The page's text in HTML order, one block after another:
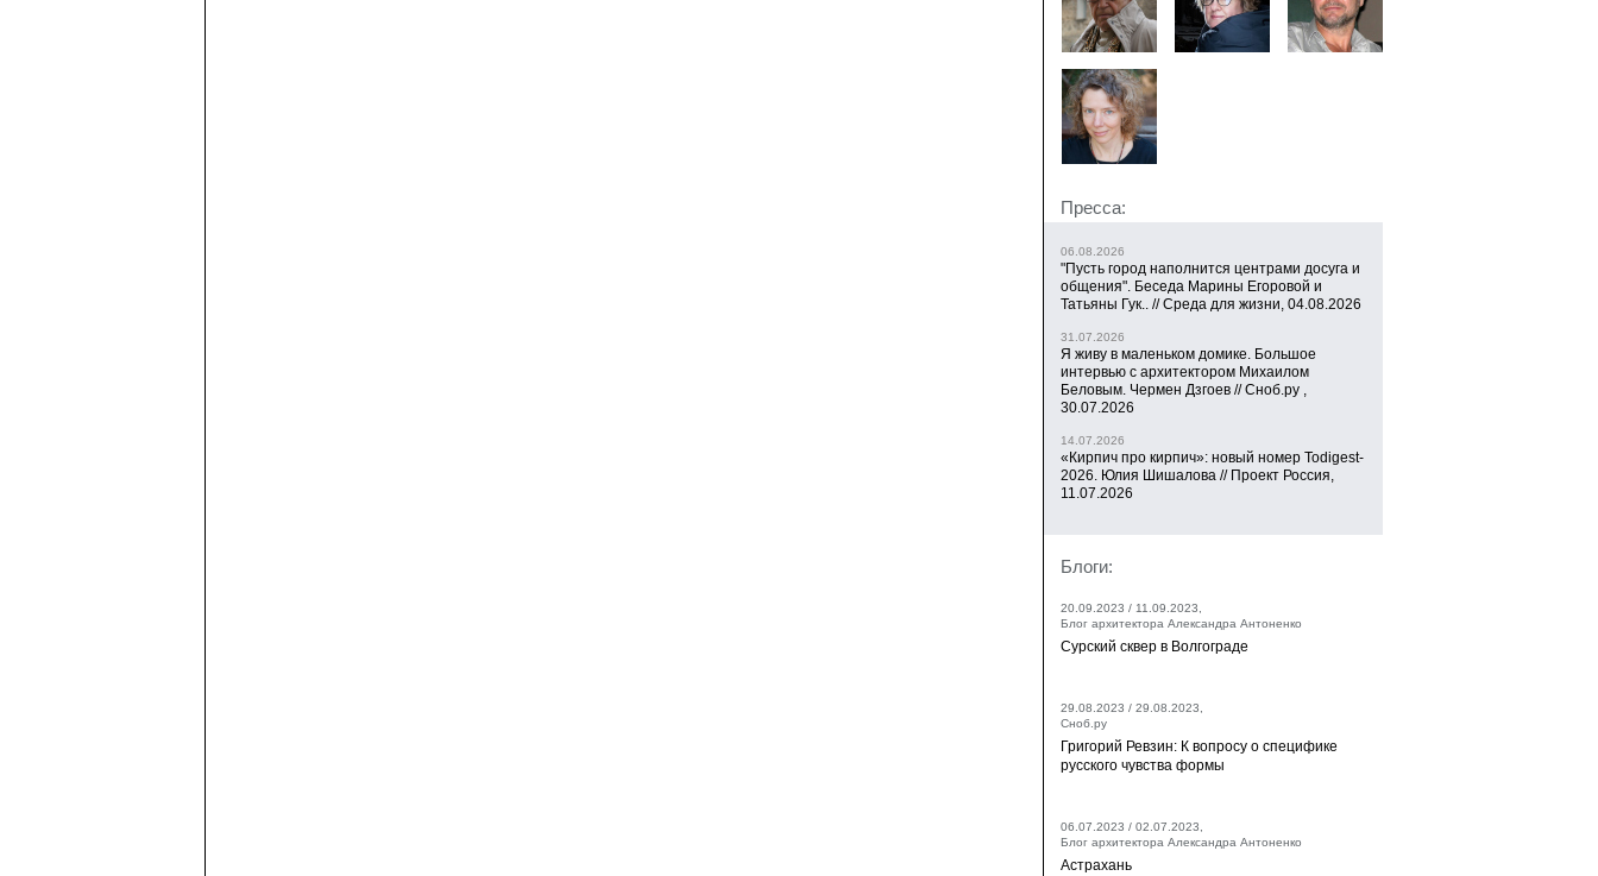
Пресса:
06.08.2026
"Пусть город наполнится центрами досуга и
общения". Беседа Марины Егоровой и
Татьяны Гук.. // Среда для жизни, 04.08.2026
31.07.2026
Я живу в маленьком домике. Большое
интервью с архитектором Михаилом
Беловым. Чермен Дзгоев // Сноб.ру ,
30.07.2026
14.07.2026
«Кирпич про кирпич»: новый номер Todigest-
2026. Юлия Шишалова // Проект Россия,
11.07.2026
Блоги:
20.09.2023 / 11.09.2023,
Блог архитектора Александра Антоненко
Сурский сквер в Волгограде
29.08.2023 / 29.08.2023,
Сноб.ру
Григорий Ревзин: К вопросу о специфике
русского чувства формы
06.07.2023 / 02.07.2023,
Блог архитектора Александра Антоненко
Астрахань